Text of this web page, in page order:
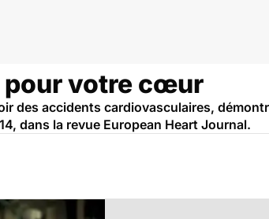
pour votre cœur
des accidents cardiovasculaires,
dans la revue European Heart Journal.